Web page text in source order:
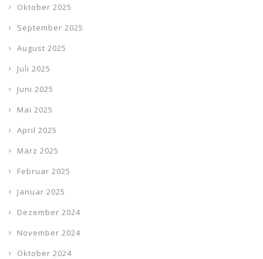
Oktober 2025
September 2025
August 2025
Juli 2025
Juni 2025
Mai 2025
April 2025
März 2025
Februar 2025
Januar 2025
Dezember 2024
November 2024
Oktober 2024